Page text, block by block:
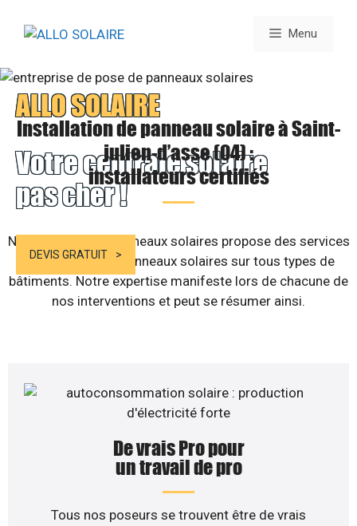
Menu
ALLO SOLAIRE
Votre centrale solaire
pas cher !
DEVIS GRATUIT
Installation de panneau solaire à Saint-
julien-d’asse (04) :
installateurs certifiés
Notre société de panneaux solaires propose des services
d’installation de panneaux solaires sur tous types de
bâtiments. Notre expertise manifeste lors de chacune de
nos interventions et peut se résumer ainsi.
De vrais Pro pour
un travail de pro
Tous nos poseurs se trouvent être de vrais